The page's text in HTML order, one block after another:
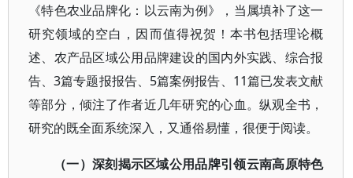
《特色农业品牌化：以云南为例》，当属填补了这一
研究领域的空白，因而值得祝贺！本书包括理论概
述、农产品区域公用品牌建设的国内外实践、综合报
告、3篇专题报报告、5篇案例报告、11篇已发表文献
等部分，倾注了作者近几年研究的心血。纵观全书，
研究的既全面系统深入，又通俗易懂，很便于阅读。
（一）深刻揭示区域公用品牌引领云南高原特色